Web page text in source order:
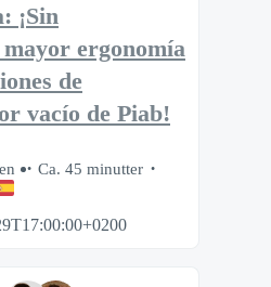
¡Sin
mayor ergonomía
de
vacío de Piab!
Ca. 45 minutter